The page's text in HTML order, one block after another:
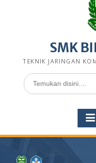
SMK
TEKNIK JARINGAN
Search
for: